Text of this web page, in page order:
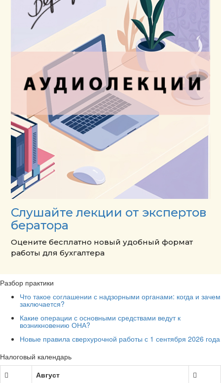
Слушайте лекции от экспертов
бератора
Оцените бесплатно новый удобный формат
работы для бухгалтера
Разбор практики
Что такое соглашении с надзорными органами: когда и зачем
заключается?
Какие операции с основными средствами ведут к
возникновению ОНА?
Новые правила сверхурочной работы с 1 сентября 2026 года
Налоговый календарь
Август